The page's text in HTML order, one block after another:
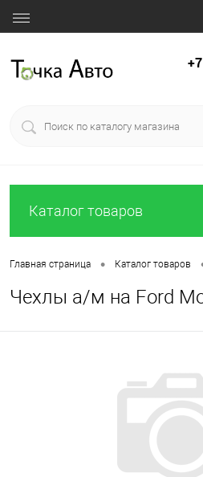
Каталог товаров
Главная страница • Каталог товаров
Чехлы а/м на Ford